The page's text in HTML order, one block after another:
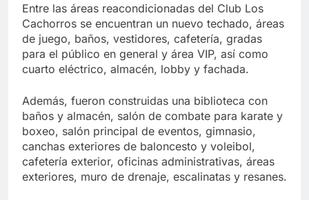
Entre las áreas reacondicionadas del Club Los
Cachorros se encuentran un nuevo techado, áreas
de juego, baños, vestidores, cafetería, gradas
para el público en general y área VIP, así como
cuarto eléctrico, almacén, lobby y fachada.
Además, fueron construidas una biblioteca con
baños y almacén, salón de combate para karate y
boxeo, salón principal de eventos, gimnasio,
canchas exteriores de baloncesto y voleibol,
cafetería exterior, oficinas administrativas, áreas
exteriores, muro de drenaje, escalinatas y resanes.